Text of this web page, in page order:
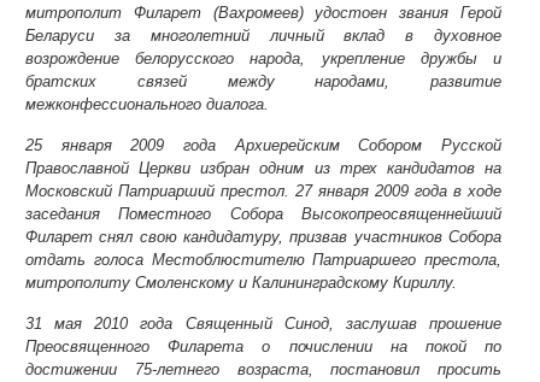
митрополит Филарет (Вахромеев) удостоен звания Герой
Беларуси за многолетний личный вклад в духовное
возрождение белорусского народа, укрепление дружбы и
братских связей между народами, развитие
межконфессионального диалога.
25 января 2009 года Архиерейским Собором Русской
Православной Церкви избран одним из трех кандидатов на
Московский Патриарший престол. 27 января 2009 года в ходе
заседания Поместного Собора Высокопреосвященнейший
Филарет снял свою кандидатуру, призвав участников Собора
отдать голоса Местоблюстителю Патриаршего престола,
митрополиту Смоленскому и Калининградскому Кириллу.
31 мая 2010 года Священный Синод, заслушав прошение
Преосвященного Филарета о почислении на покой по
достижении 75-летнего возраста, постановил просить